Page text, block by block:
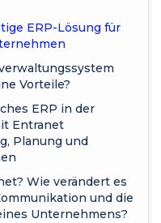
ERP-Lösung für
Vorteile?
ERP in der
Entranet
Planung und
Wie verändert es
und die
Unternehmens?